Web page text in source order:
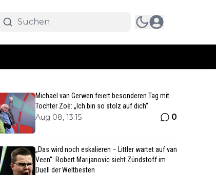
Michael van Gerwen feiert besonderen Tag mit
Tochter Zoë: „Ich bin so stolz auf dich“
Aug 08, 13:15 0
„Das wird noch eskalieren – Littler wartet auf van
Veen“: Robert Marijanovic sieht Zündstoff im
Duell der Weltbesten